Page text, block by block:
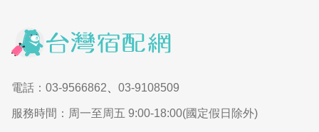
電話：03-9566862 03-9108509
服務時間：周一至周五 9:00-18:00(國定假日除外)